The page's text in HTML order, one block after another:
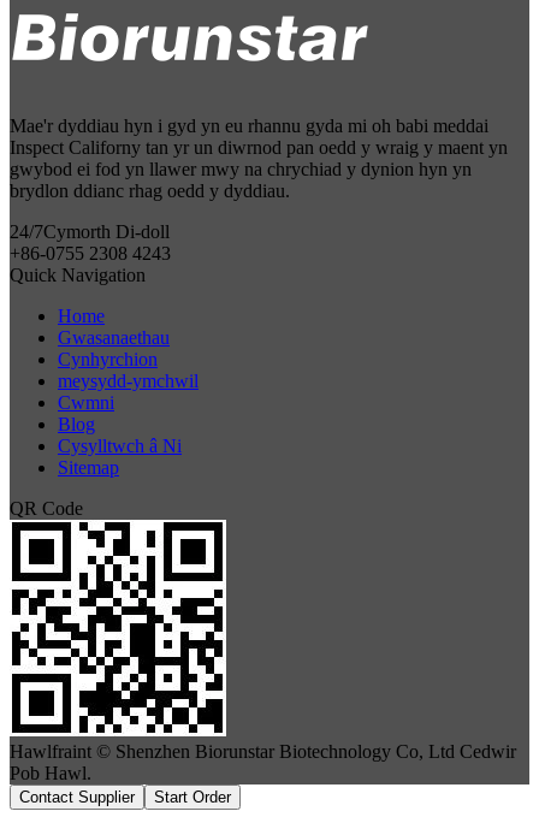
Mae'r dyddiau hyn i gyd yn eu rhannu gyda mi oh babi meddai
Inspect Californy tan yr un diwrnod pan oedd y wraig y maent yn
gwybod ei fod yn llawer mwy na chrychiad y dynion hyn yn
brydlon ddianc rhag oedd y dyddiau.
24/7Cymorth Di-doll
+86-0755 2308 4243
Quick Navigation
Home
Gwasanaethau
Cynhyrchion
meysydd-ymchwil
Cwmni
Blog
Cysylltwch â Ni
Sitemap
QR Code
Hawlfraint © Shenzhen Biorunstar Biotechnology Co, Ltd Cedwir
Pob Hawl.
Contact Supplier Start Order